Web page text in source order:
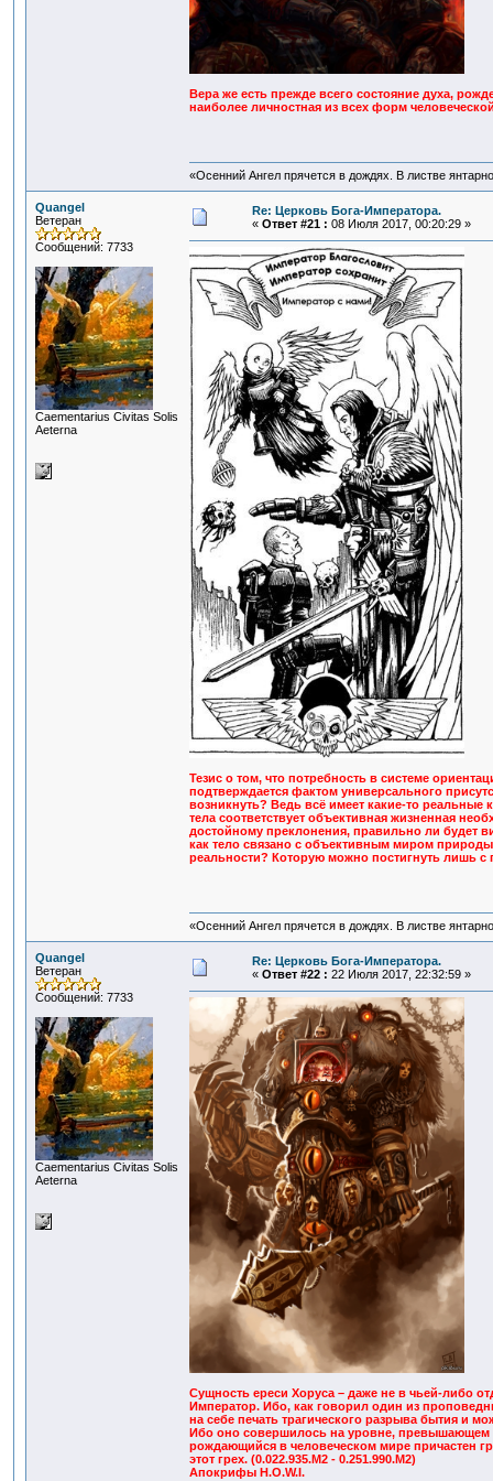
Вера же есть прежде всего состояние духа,
наиболее личностная из всех форм
«Осенний Ангел прячется в дождях. В листве
Quangel
Ветеран
Сообщений: 7733
Сaementarius Civitas Solis
Aeterna
Re: Церковь Бога-Императора.
« Ответ #21 : 08 Июля 2017, 00:20:29 »
Тезис о том, что потребность в системе
подтверждается фактом универсального
возникнуть? Ведь всё имеет какие-то реальные
тела соответствует объективная жизненная
достойному преклонения, правильно ли будет
как тело связано с объективным миром
реальности? Которую можно постигнуть лишь
«Осенний Ангел прячется в дождях. В листве
Quangel
Ветеран
Сообщений: 7733
Сaementarius Civitas Solis
Aeterna
Re: Церковь Бога-Императора.
« Ответ #22 : 22 Июля 2017, 22:32:59 »
Сущность ереси Хоруса – даже не в чьей-либо
Император. Ибо, как говорил один из
на себе печать трагического разрыва бытия и
Ибо оно совершилось на уровне, превышающем
рождающийся в человеческом мире причастен
этот грех. (0.022.935.M2 - 0.251.990.M2)
Апокрифы H.O.W.I.